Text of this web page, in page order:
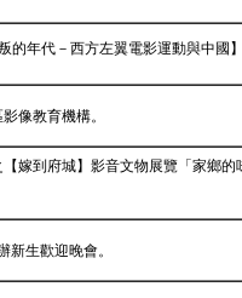
年代－西方左翼電影運動與中國】
像教育機構。
嫁到府城】影音文物展覽「家鄉的
生歡迎晚會。